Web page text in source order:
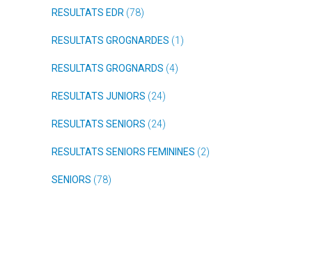
RESULTATS EDR (78)
RESULTATS GROGNARDES (1)
RESULTATS GROGNARDS (4)
RESULTATS JUNIORS (24)
RESULTATS SENIORS (24)
RESULTATS SENIORS FEMININES (2)
SENIORS (78)